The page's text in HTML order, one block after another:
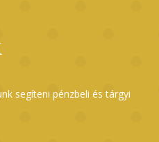
segíteni pénzbeli és tárgyi